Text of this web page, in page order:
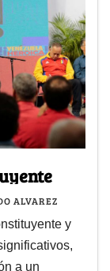
ALVAREZ
y
a un